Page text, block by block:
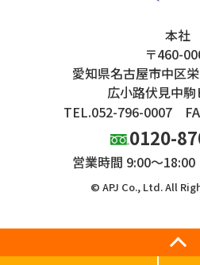
本社
〒460-
愛知県名古屋市中区
広小路伏見中
TEL.052-796-0007
0120-
営業時間 9:00～18:00
© APJ Co., Ltd. All